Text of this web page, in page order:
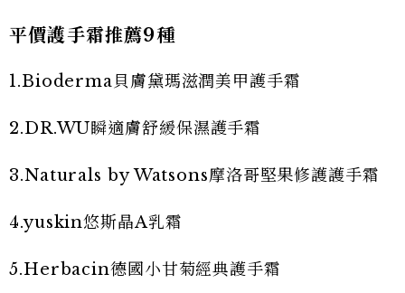
平價護手霜推薦9種
1.Bioderma貝膚黛瑪滋潤美甲護手霜
2.DR.WU瞬適膚舒緩保濕護手霜
3.Naturals by Watsons摩洛哥堅果修護護手霜
4.yuskin悠斯晶A乳霜
5.Herbacin德國小甘菊經典護手霜